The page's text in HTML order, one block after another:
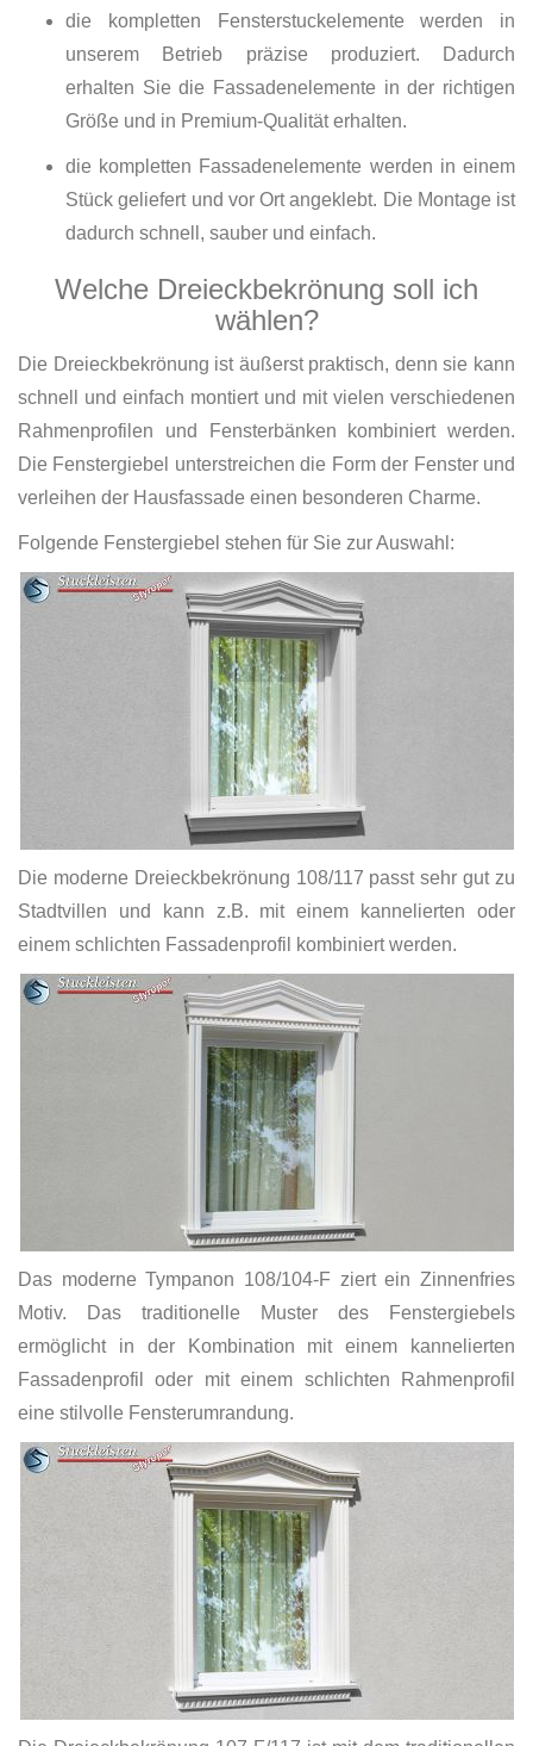
die kompletten Fensterstuckelemente werden in
unserem Betrieb präzise produziert. Dadurch
erhalten Sie die Fassadenelemente in der richtigen
Größe und in Premium-Qualität erhalten.
die kompletten Fassadenelemente werden in einem
Stück geliefert und vor Ort angeklebt. Die Montage ist
dadurch schnell, sauber und einfach.
Welche Dreieckbekrönung soll ich
wählen?
Die Dreieckbekrönung ist äußerst praktisch, denn sie kann
schnell und einfach montiert und mit vielen verschiedenen
Rahmenprofilen und Fensterbänken kombiniert werden.
Die Fenstergiebel unterstreichen die Form der Fenster und
verleihen der Hausfassade einen besonderen Charme.
Folgende Fenstergiebel stehen für Sie zur Auswahl:
Die moderne Dreieckbekrönung 108/117 passt sehr gut zu
Stadtvillen und kann z.B. mit einem kannelierten oder
einem schlichten Fassadenprofil kombiniert werden.
Das moderne Tympanon 108/104-F ziert ein Zinnenfries
Motiv. Das traditionelle Muster des Fenstergiebels
ermöglicht in der Kombination mit einem kannelierten
Fassadenprofil oder mit einem schlichten Rahmenprofil
eine stilvolle Fensterumrandung.